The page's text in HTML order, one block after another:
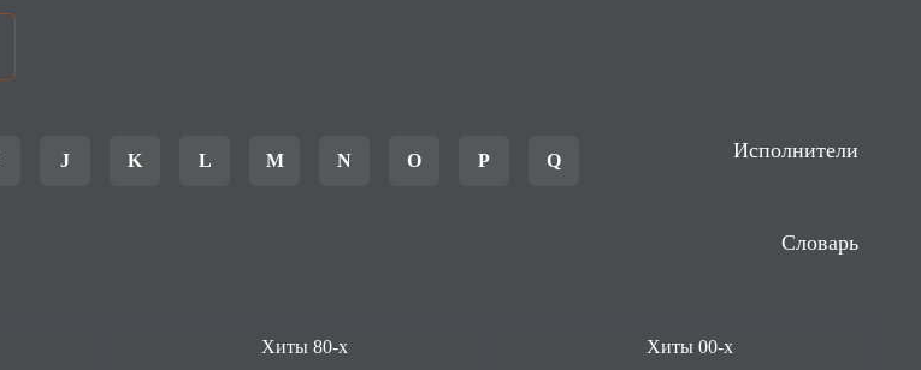
J K L M N O P Q Исполнители
Словарь
Хиты 80-х Хиты 00-х